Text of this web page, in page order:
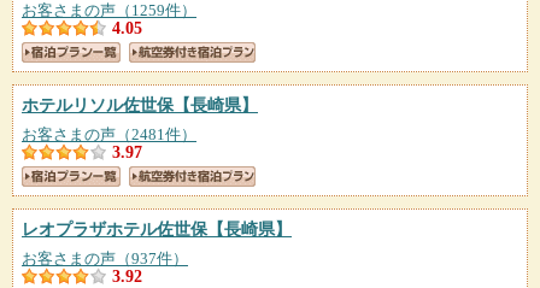
お客さまの声（1259件）
4.05
ホテルリソル佐世保 【長崎県】
お客さまの声（2481件）
3.97
レオプラザホテル佐世保 【長崎県】
お客さまの声（937件）
3.92